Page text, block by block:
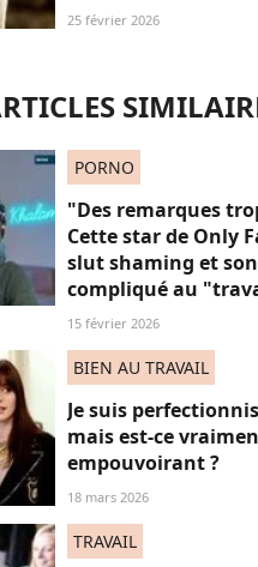
25 février 2026
PORNO
"Des remarques
Cette star de Only
slut shaming et
compliqué au
15 février 2026
BIEN AU TRAVAIL
Je suis
mais est-ce
empouvoirant ?
18 mars 2026
TRAVAIL